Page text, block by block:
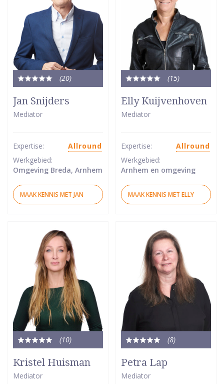
(20)
Totale
waardering:
5
van
Jan Snijders
Mediator
Expertise:
Allround
Werkgebied:
Omgeving Breda, Arnhem
MAAK KENNIS MET JAN
(15)
Totale
waardering:
5
van
Elly Kuijvenhoven
Mediator
Expertise:
Allround
Werkgebied:
Arnhem en omgeving
MAAK KENNIS MET ELLY
(10)
Totale
5
van
Kristel Huisman
Mediator
(8)
Totale
5
van
Petra Lap
Mediator